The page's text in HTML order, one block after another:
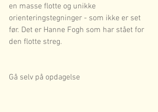
en masse flotte og unikke
orienteringstegninger - som ikke er set
før. Det er Hanne Fogh som har stået for
den flotte streg.
Gå selv på opdagelse